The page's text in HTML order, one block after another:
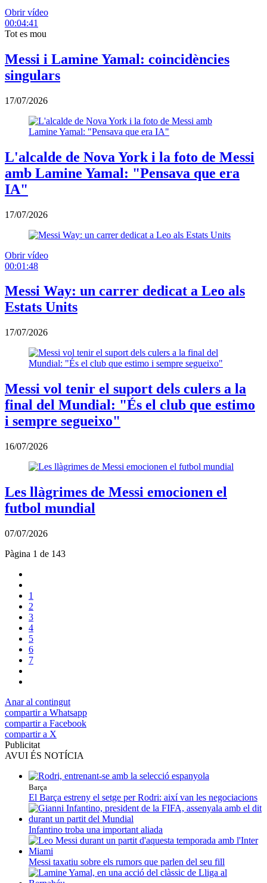
Obrir vídeo
00:04:41
Tot es mou
Messi i Lamine Yamal: coincidències
singulars
17/07/2026
L'alcalde de Nova York i la foto de Messi
amb Lamine Yamal: "Pensava que era
IA"
17/07/2026
Obrir vídeo
00:01:48
Messi Way: un carrer dedicat a Leo als
Estats Units
17/07/2026
Messi vol tenir el suport dels culers a la
final del Mundial: "És el club que estimo
i sempre segueixo"
16/07/2026
Les llàgrimes de Messi emocionen el
futbol mundial
07/07/2026
Pàgina 1 de 143
1
2
3
4
5
6
7
Anar al contingut
compartir a Whatsapp
compartir a Facebook
compartir a X
Publicitat
AVUI ÉS NOTÍCIA
Barça
El Barça estreny el setge per Rodri: així van les negociacions
Infantino troba una important aliada
Messi taxatiu sobre els rumors que parlen del seu fill